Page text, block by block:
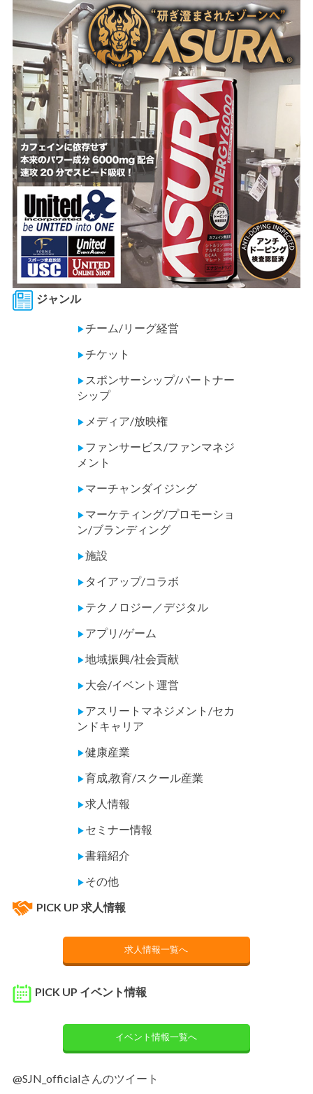
ジャンル
▶チーム/リーグ経営
▶チケット
▶ スポンサーシップ/パートナー
シップ
▶ メディア/放映権
▶ ファンサービス/ファンマネジ
メント
▶ マーチャンダイジング
▶ マーケティング/プロモーショ
ン/ブランディング
▶施設
▶ タイアップ/コラボ
▶ テクノロジー／デジタル
▶ アプリ/ゲーム
▶地域振興/社会貢献
▶ 大会/イベント運営
▶ アスリートマネジメント/セカ
ンドキャリア
▶健康産業
▶育成,教育/スクール産業
▶求人情報
▶ セミナー情報
▶書籍紹介
▶ その他
PICK UP 求人情報
求人情報一覧へ
PICK UP イベント情報
イベント情報一覧へ
@SJN_officialさんのツイート